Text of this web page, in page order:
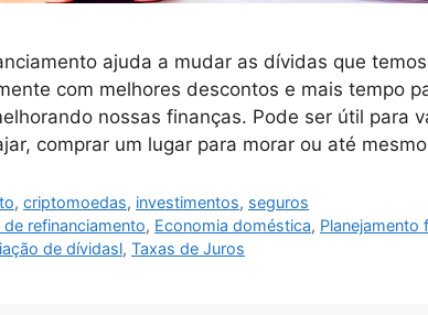
ajuda a mudar as dívidas que
com melhores descontos e mais tempo
nossas finanças. Pode ser útil para
comprar um lugar para morar ou até
,criptomoedas, investimentos, seguros
de refinanciamento, Economia doméstica, Planejamento
de dívidasl, Taxas de Juros